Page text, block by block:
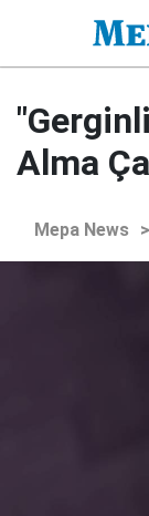
Alma
Mepa News >